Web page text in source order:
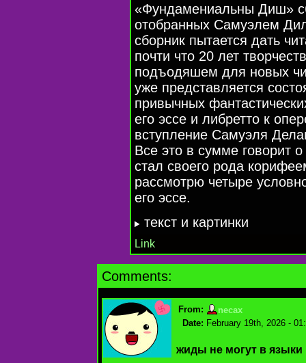
«Фундамениальны Диш»
отобранных Самуэлем
сборник пытается дать
почти что 20 лет
подъодяшем для новых
уже представляется
привычных
его эссе и либретто к
вступление Самуэля
Все это в сумме говорит
стал своего рода
рассмотрю четыре
его эссе.
текст и картинки
Link
Comments:
From:
necax
Date: February 19th, 2026 -
жиды не могут в языки